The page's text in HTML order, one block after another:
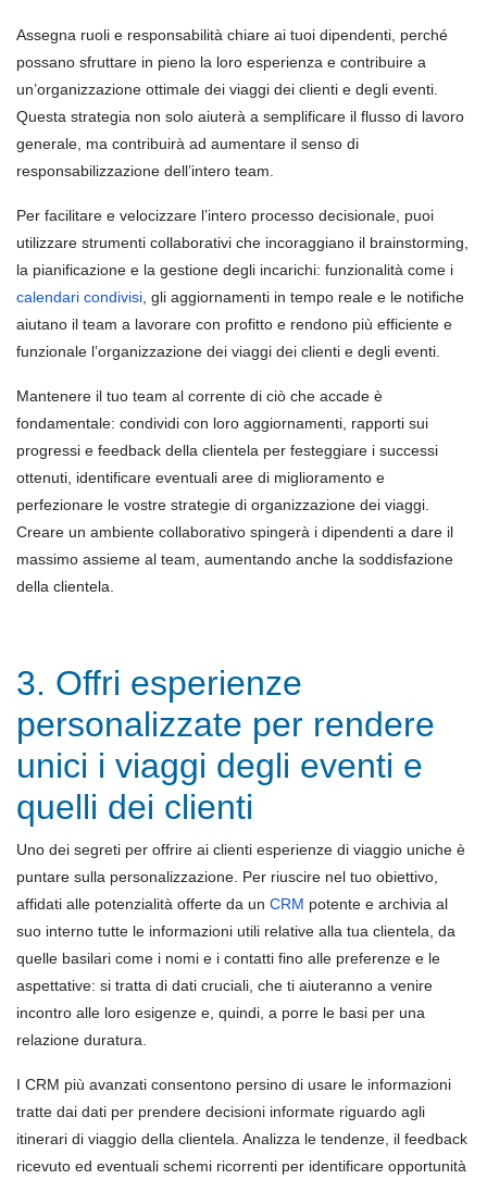
Assegna ruoli e responsabilità chiare ai tuoi dipendenti, perché
possano sfruttare in pieno la loro esperienza e contribuire a
un’organizzazione ottimale dei viaggi dei clienti e degli eventi.
Questa strategia non solo aiuterà a semplificare il flusso di lavoro
generale, ma contribuirà ad aumentare il senso di
responsabilizzazione dell’intero team.
Per facilitare e velocizzare l’intero processo decisionale, puoi
utilizzare strumenti collaborativi che incoraggiano il brainstorming,
la pianificazione e la gestione degli incarichi: funzionalità come i
calendari condivisi , gli aggiornamenti in tempo reale e le notifiche
aiutano il team a lavorare con profitto e rendono più efficiente e
funzionale l’organizzazione dei viaggi dei clienti e degli eventi.
Mantenere il tuo team al corrente di ciò che accade è
fondamentale: condividi con loro aggiornamenti, rapporti sui
progressi e feedback della clientela per festeggiare i successi
ottenuti, identificare eventuali aree di miglioramento e
perfezionare le vostre strategie di organizzazione dei viaggi.
Creare un ambiente collaborativo spingerà i dipendenti a dare il
massimo assieme al team, aumentando anche la soddisfazione
della clientela.
3. Offri esperienze
personalizzate per rendere
unici i viaggi degli eventi e
quelli dei clienti
Uno dei segreti per offrire ai clienti esperienze di viaggio uniche è
puntare sulla personalizzazione. Per riuscire nel tuo obiettivo,
affidati alle potenzialità offerte da un CRM potente e archivia al
suo interno tutte le informazioni utili relative alla tua clientela, da
quelle basilari come i nomi e i contatti fino alle preferenze e le
aspettative: si tratta di dati cruciali, che ti aiuteranno a venire
incontro alle loro esigenze e, quindi, a porre le basi per una
relazione duratura.
I CRM più avanzati consentono persino di usare le informazioni
tratte dai dati per prendere decisioni informate riguardo agli
itinerari di viaggio della clientela. Analizza le tendenze, il feedback
ricevuto ed eventuali schemi ricorrenti per identificare opportunità